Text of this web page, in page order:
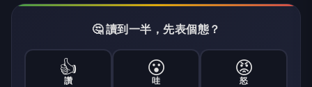
🤔 讀到一半，先表個態？
👍
讚
😮
哇
😡
怒